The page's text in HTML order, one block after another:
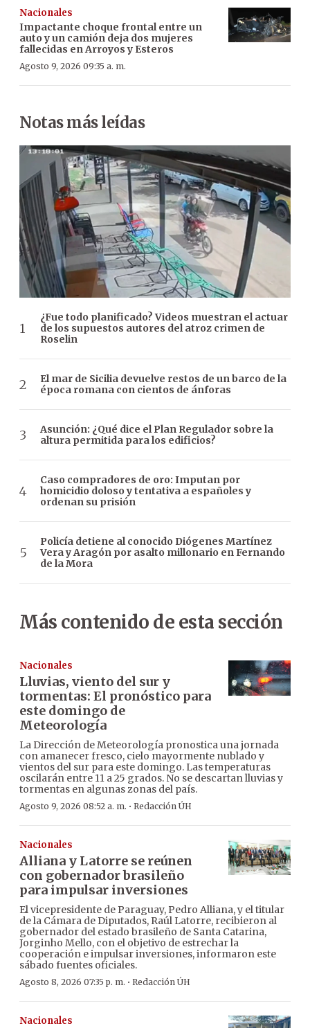
Nacionales
Impactante choque frontal entre un
auto y un camión deja dos mujeres
fallecidas en Arroyos y Esteros
Agosto 9, 2026 09:35 a. m.
Notas más leídas
¿Fue todo planificado? Videos muestran el actuar
de los supuestos autores del atroz crimen de
Roselin
El mar de Sicilia devuelve restos de un barco de la
época romana con cientos de ánforas
Asunción: ¿Qué dice el Plan Regulador sobre la
altura permitida para los edificios?
Caso compradores de oro: Imputan por
homicidio doloso y tentativa a españoles y
ordenan su prisión
Policía detiene al conocido Diógenes Martínez
Vera y Aragón por asalto millonario en Fernando
de la Mora
Más contenido de esta sección
Nacionales
Lluvias, viento del sur y
tormentas: El pronóstico para
este domingo de
Meteorología
La Dirección de Meteorología pronostica una jornada
con amanecer fresco, cielo mayormente nublado y
vientos del sur para este domingo. Las temperaturas
oscilarán entre 11 a 25 grados. No se descartan lluvias y
tormentas en algunas zonas del país.
Agosto 9, 2026 08:52 a. m. · Redacción ÚH
Nacionales
Alliana y Latorre se reúnen
con gobernador brasileño
para impulsar inversiones
El vicepresidente de Paraguay, Pedro Alliana, y el titular
de la Cámara de Diputados, Raúl Latorre, recibieron al
gobernador del estado brasileño de Santa Catarina,
Jorginho Mello, con el objetivo de estrechar la
cooperación e impulsar inversiones, informaron este
sábado fuentes oficiales.
Agosto 8, 2026 07:35 p. m. · Redacción ÚH
Nacionales